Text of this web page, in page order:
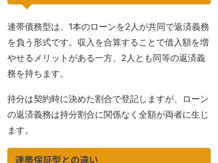
連帯債務型は、1本のローンを2人が共同で返済義務
を負う形式です。収入を合算することで借入額を増
やせるメリットがある一方、2人とも同等の返済義
務を持ちます。
持分は契約時に決めた割合で登記しますが、ローン
の返済義務は持分割合に関係なく全額が両者に生じ
ます。
連帯保証型との違い